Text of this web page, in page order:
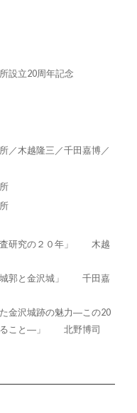
設立20周年記念
／木越隆三／千田嘉博／
研究の２０年」 木越
郭と金沢城」 千田嘉
金沢城跡の魅力―この20
ること―」 北野博司